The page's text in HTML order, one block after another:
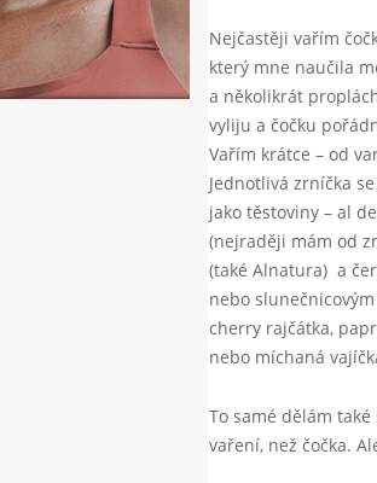
Nejčastěji vařím
který mne naučila
a několikrát
vyliju a čočku
Vařím krátce – od
Jednotlivá zrníčka
jako těstoviny – al
(nejraději mám od
(také Alnatura) a
nebo
cherry rajčátka,
nebo míchaná
To samé dělám
vaření, než čočka.